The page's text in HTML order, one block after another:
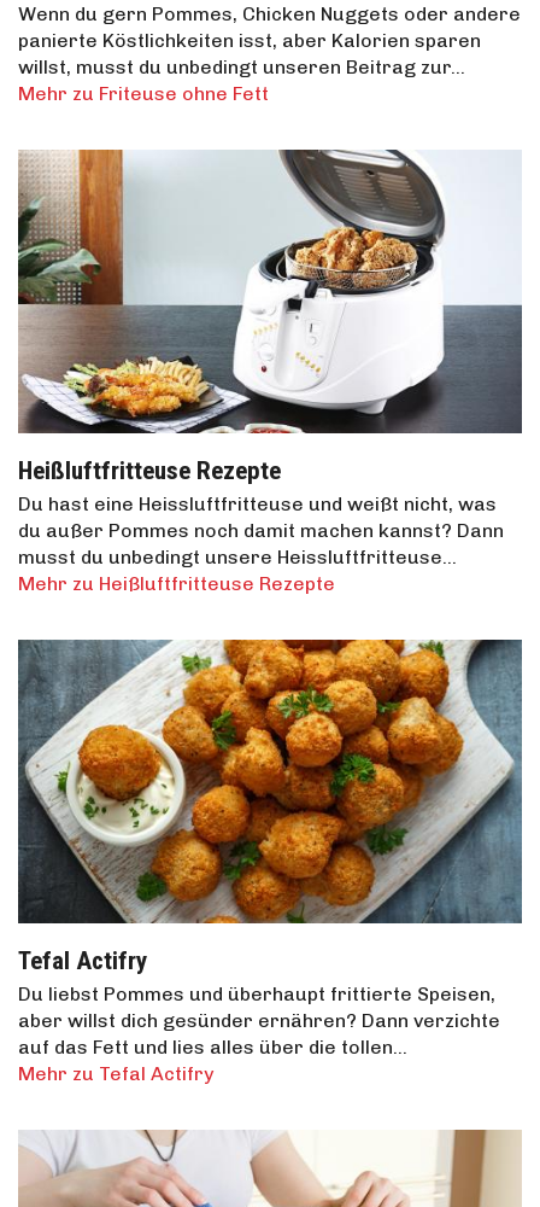
Wenn du gern Pommes, Chicken Nuggets oder andere
panierte Köstlichkeiten isst, aber Kalorien sparen
willst, musst du unbedingt unseren Beitrag zur…
Mehr zu Friteuse ohne Fett
Heißluftfritteuse Rezepte
Du hast eine Heissluftfritteuse und weißt nicht, was
du außer Pommes noch damit machen kannst? Dann
musst du unbedingt unsere Heissluftfritteuse…
Mehr zu Heißluftfritteuse Rezepte
Tefal Actifry
Du liebst Pommes und überhaupt frittierte Speisen,
aber willst dich gesünder ernähren? Dann verzichte
auf das Fett und lies alles über die tollen…
Mehr zu Tefal Actifry